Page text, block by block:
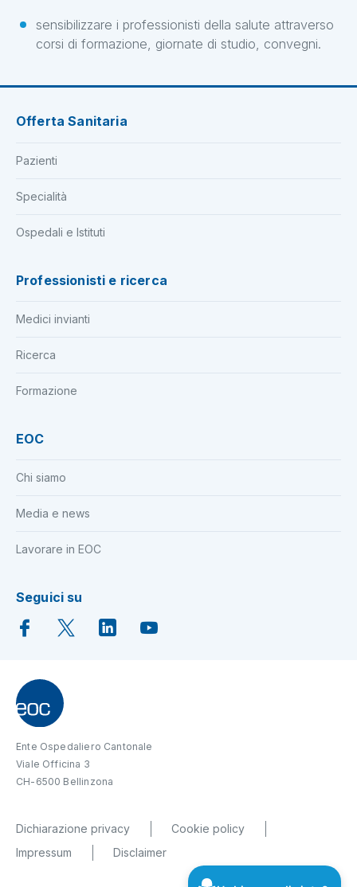
sensibilizzare i professionisti della salute attraverso
corsi di formazione, giornate di studio, convegni.
Offerta Sanitaria
Pazienti
Specialità
Ospedali e Istituti
Professionisti e ricerca
Medici invianti
Ricerca
Formazione
EOC
Chi siamo
Media e news
Lavorare in EOC
Seguici su
Ente Ospedaliero Cantonale
Viale Officina 3
CH-6500 Bellinzona
Dichiarazione privacy
Cookie policy
Impressum
Disclaimer